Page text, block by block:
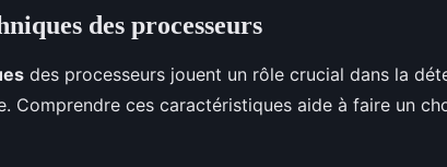
des processeurs
des processeurs jouent un rôle crucial dans la
Comprendre ces caractéristiques aide à faire un